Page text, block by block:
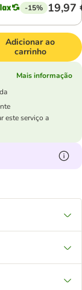
-15% 19,97
Adicionar ao
carrinho
Mais informação
este serviço a